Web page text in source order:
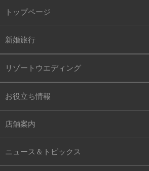
トップページ
新婚旅行
リゾートウエディング
お役立ち情報
店舗案内
ニュース＆トピックス